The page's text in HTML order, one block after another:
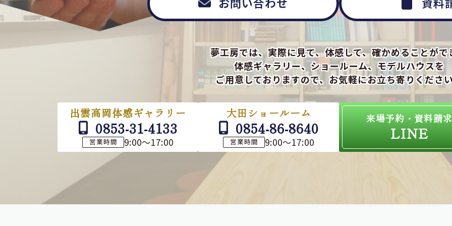
夢工房では、実際に見て、体感して、確かめることがで
体感ギャラリー、ショールーム、モデルハウスを
ご用意しておりますので、お気軽にお立ち寄りくださ
出雲高岡体感ギャラリー
0853-31-4133
営業時間 9:00～17:00
大田ショールーム
0854-86-8640
営業時間 9:00～17:00
来場予約・資料請求
LINE